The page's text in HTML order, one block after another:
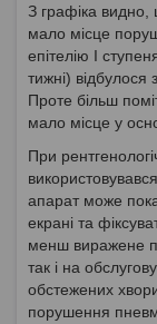
З графіка видно,
мало місце
епітелію І
тижні) відбулося
Проте більш
мало місце у
При
апарат може
екрані та
менш виражене
так і на
обстежених
порушення